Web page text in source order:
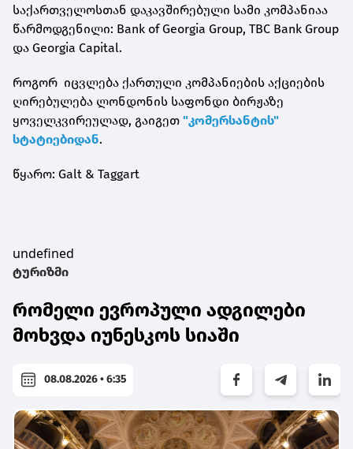
საქართველოსთან დაკავშირებული სამი კომპანიაა
წარმოდგენილი: Bank of Georgia Group, TBC Bank Group
და Georgia Capital.
როგორ იცვლება ქართული კომპანიების აქციების
ღირებულება ლონდონის საფონდი ბირჟაზე
ყოველკვირეულად, გაიგეთ "კომერსანტის"
სტატიებიდან.
წყარო: Galt & Taggart
undefined
ტურიზმი
რომელი ევროპული ადგილები
მოხვდა იუნესკოს სიაში
08.08.2026 • 6:35